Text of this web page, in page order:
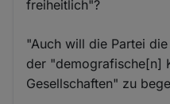
freiheitlich"?
"Auch will die Partei
der "demografische[n]
Gesellschaften" zu